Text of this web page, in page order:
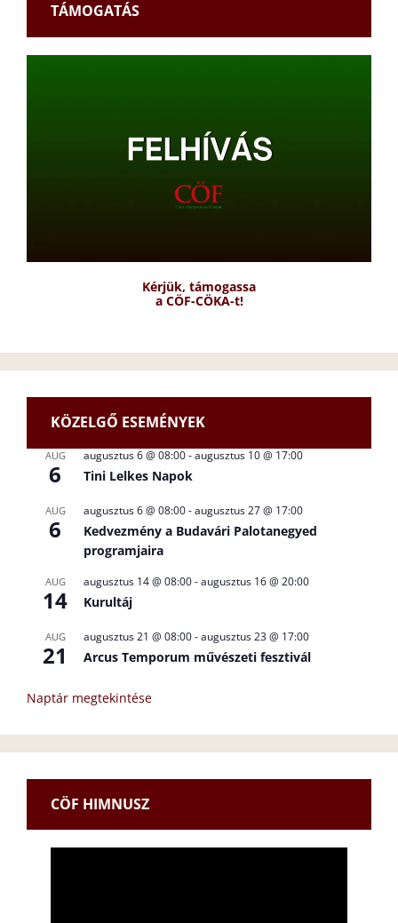
TÁMOGATÁS
Kérjük, támogassa
a CÖF-CÖKA-t!
KÖZELGŐ ESEMÉNYEK
AUG
6
augusztus 6 @ 08:00-augusztus 10 @ 17:00
Tini Lelkes Napok
AUG
6
augusztus 6 @ 08:00-augusztus 27 @ 17:00
Kedvezmény a Budavári Palotanegyed
programjaira
AUG
14
augusztus 14 @ 08:00-augusztus 16 @ 20:00
Kurultáj
AUG
21
augusztus 21 @ 08:00-augusztus 23 @ 17:00
Arcus Temporum művészeti fesztivál
Naptár megtekintése
CÖF HIMNUSZ